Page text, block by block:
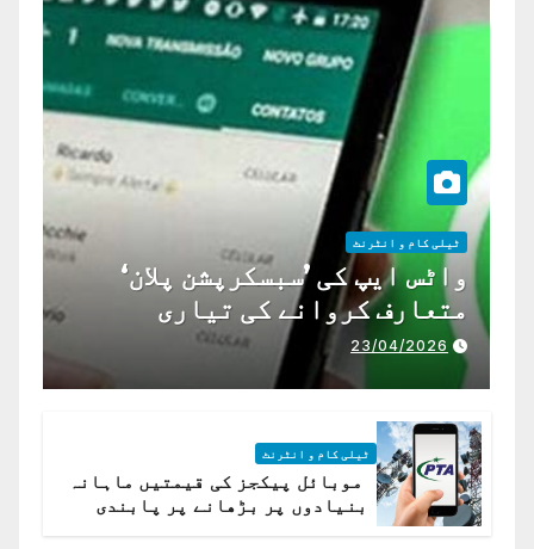
ٹیلی کام و انٹرنٹ
واٹس ایپ کی ’سبسکرپشن پلان‘
متعارف کروانے کی تیاری
23/04/2026
ٹیلی کام و انٹرنٹ
موبائل پیکجز کی قیمتیں ماہانہ
بنیادوں پر بڑھانے پر پابندی